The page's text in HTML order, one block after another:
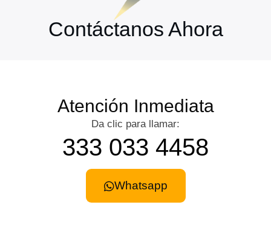
Contáctanos Ahora
Atención Inmediata
Da clic para llamar:
333 033 4458
Whatsapp